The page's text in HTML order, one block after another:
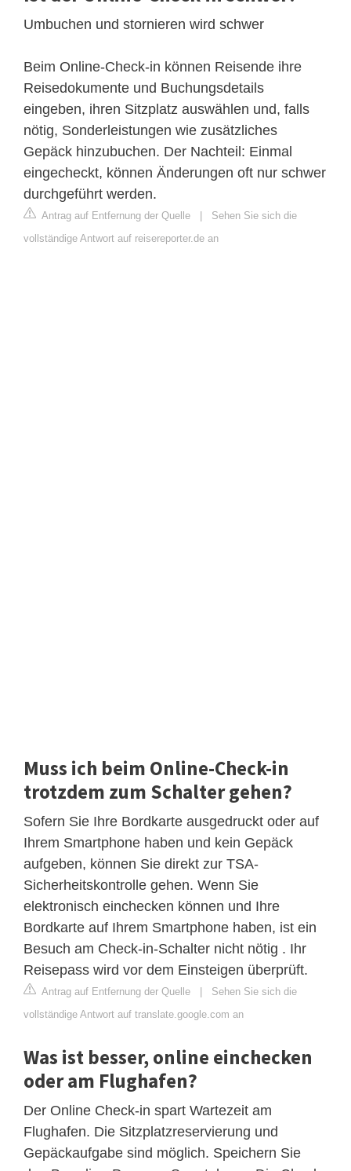
Umbuchen und stornieren wird schwer
Beim Online-Check-in können Reisende ihre
Reisedokumente und Buchungsdetails
eingeben, ihren Sitzplatz auswählen und, falls
nötig, Sonderleistungen wie zusätzliches
Gepäck hinzubuchen. Der Nachteil: Einmal
eingecheckt, können Änderungen oft nur schwer
durchgeführt werden.
Antrag auf Entfernung der Quelle | Sehen Sie sich die
vollständige Antwort auf reisereporter.de an
Muss ich beim Online-Check-in
trotzdem zum Schalter gehen?
Sofern Sie Ihre Bordkarte ausgedruckt oder auf
Ihrem Smartphone haben und kein Gepäck
aufgeben, können Sie direkt zur TSA-
Sicherheitskontrolle gehen. Wenn Sie
elektronisch einchecken können und Ihre
Bordkarte auf Ihrem Smartphone haben, ist ein
Besuch am Check-in-Schalter nicht nötig . Ihr
Reisepass wird vor dem Einsteigen überprüft.
Antrag auf Entfernung der Quelle | Sehen Sie sich die
vollständige Antwort auf translate.google.com an
Was ist besser, online einchecken
oder am Flughafen?
Der Online Check-in spart Wartezeit am
Flughafen. Die Sitzplatzreservierung und
Gepäckaufgabe sind möglich. Speichern Sie